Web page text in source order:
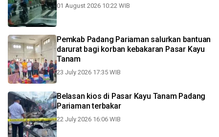
01 August 2026 10:22 WIB
Pemkab Padang Pariaman salurkan bantuan
darurat bagi korban kebakaran Pasar Kayu
Tanam
23 July 2026 17:35 WIB
Belasan kios di Pasar Kayu Tanam Padang
Pariaman terbakar
22 July 2026 16:06 WIB